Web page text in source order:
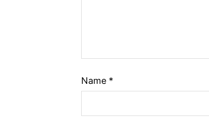
Name *